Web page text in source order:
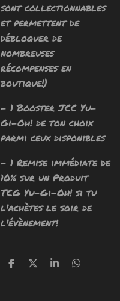
sont collectionnables
et permettent de
débloquer de
nombreuses
récompenses en
boutique!)
- 1 Booster JCC Yu-
Gi-Oh! de ton choix
parmi ceux disponibles
- 1 Remise immédiate de
10% sur un Produit
TCG Yu-Gi-Oh! si tu
l'achètes le soir de
l'évènement!
P
P
P
P